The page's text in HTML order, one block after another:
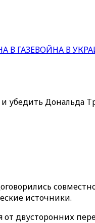
В ГАЗЕВОЙНА В
Дональда
источники.
двусторонних